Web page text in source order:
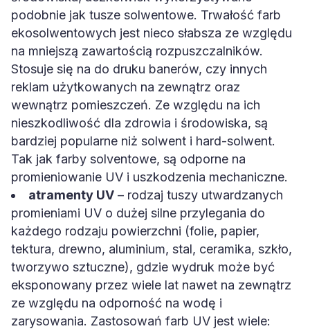
podobnie jak tusze solwentowe. Trwałość farb
ekosolwentowych jest nieco słabsza ze względu
na mniejszą zawartością rozpuszczalników.
Stosuje się na do druku banerów, czy innych
reklam użytkowanych na zewnątrz oraz
wewnątrz pomieszczeń. Ze względu na ich
nieszkodliwość dla zdrowia i środowiska, są
bardziej popularne niż solwent i hard-solwent.
Tak jak farby solventowe, są odporne na
promieniowanie UV i uszkodzenia mechaniczne.
atramenty UV – rodzaj tuszy utwardzanych
promieniami UV o dużej silne przylegania do
każdego rodzaju powierzchni (folie, papier,
tektura, drewno, aluminium, stal, ceramika, szkło,
tworzywo sztuczne), gdzie wydruk może być
eksponowany przez wiele lat nawet na zewnątrz
ze względu na odporność na wodę i
zarysowania. Zastosowań farb UV jest wiele: